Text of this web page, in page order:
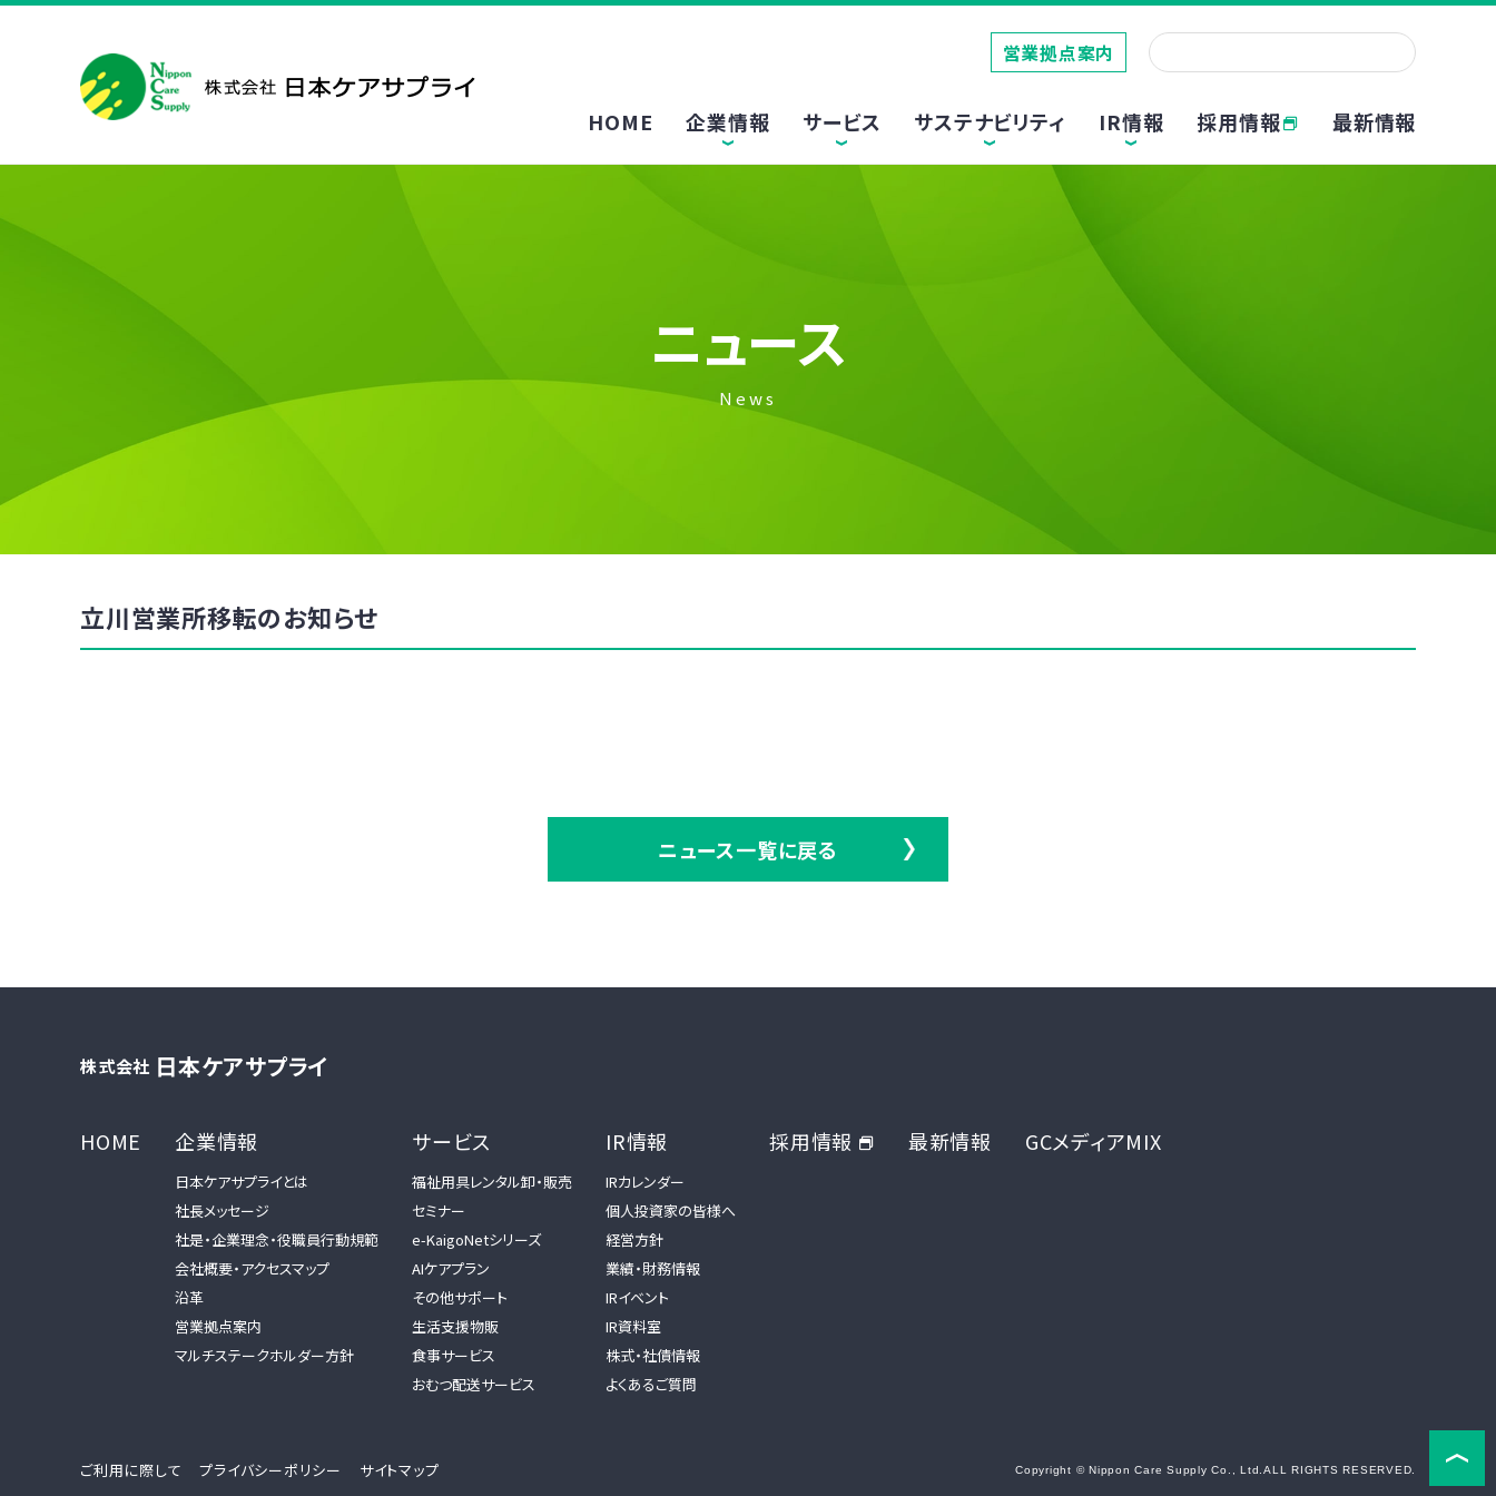
HOME 企業情報 サービス サステナビリティ IR情報 採用情報 最新情報
営業拠点案内
ニュース
News
立川営業所移転のお知らせ
ニュース一覧に戻る
株式会社 日本ケアサプライ
HOME 企業情報
日本ケアサプライとは
社長メッセージ
社是・企業理念・役職員行動規範
会社概要・アクセスマップ
沿革
営業拠点案内
マルチステークホルダー方針
サービス
福祉用具レンタル卸・販売
セミナー
e-KaigoNetシリーズ
AIケアプラン
その他サポート
生活支援物販
食事サービス
おむつ配送サービス
IR情報
IRカレンダー
個人投資家の皆様へ
経営方針
業績・財務情報
IRイベント
IR資料室
株式・社債情報
よくあるご質問
採用情報 最新情報 GCメディアMIX
ご利用に際して プライバシーポリシー サイトマップ Copyright © Nippon Care Supply Co., Ltd. ALL RIGHTS RESERVED.